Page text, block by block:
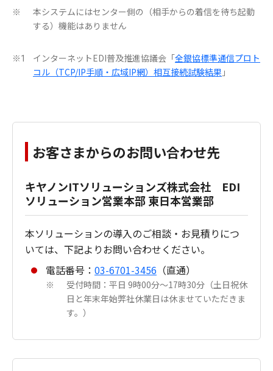
※
本システムにはセンター側の（相手からの着信を待ち起動
する）機能はありません
※1 インターネットEDI普及推進協議会「全銀協標準通信プロト
コル（TCP/IP手順・広域IP網）相互接続試験結果 」
お客さまからのお問い合わせ先
キヤノンITソリューションズ株式会社 EDI
ソリューション営業本部 東日本営業部
本ソリューションの導入のご相談・お見積りにつ
いては、下記よりお問い合わせください。
電話番号： 03-6701-3456 （直通）
※
受付時間：平日 9時00分～17時30分（土日祝休
日と年末年始弊社休業日は休ませていただきま
す。）